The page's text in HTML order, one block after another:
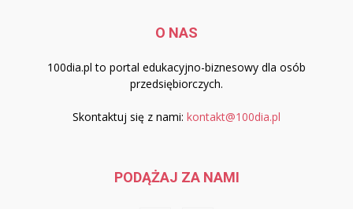
O NAS
100dia.pl to portal edukacyjno-biznesowy dla osób
przedsiębiorczych.
Skontaktuj się z nami: kontakt@100dia.pl
PODĄŻAJ ZA NAMI